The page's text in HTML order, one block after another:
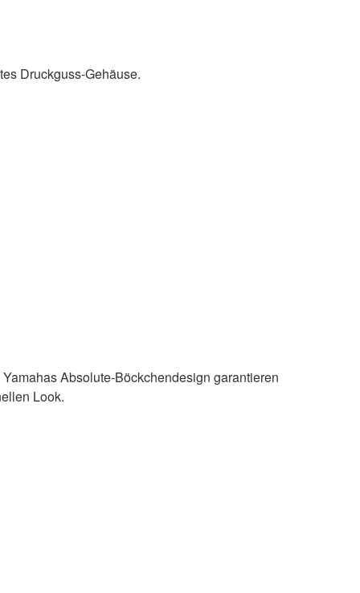
Druckguss-Gehäuse.
Absolute-Böckchendesign garantieren
Look.